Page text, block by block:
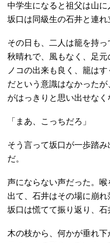
中学生になると祖父は山
坂口は同級生の石井と連れ
その日も、二人は籠を持っ
秋晴れで、風もなく、足
ノコの出来も良く、籠は
だという意識はなかった
がはっきりと思い出せなく
「まあ、こっちだろ」
そう言って坂口が一歩踏
だ。
声にならない声だった。
出て、石井はその場に崩れ
坂口は慌てて振り返り、石
木の枝から、何かが垂れ下